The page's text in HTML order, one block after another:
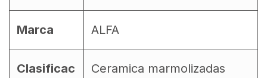
Marca ALFA
Clasificac
Ceramica marmolizadas